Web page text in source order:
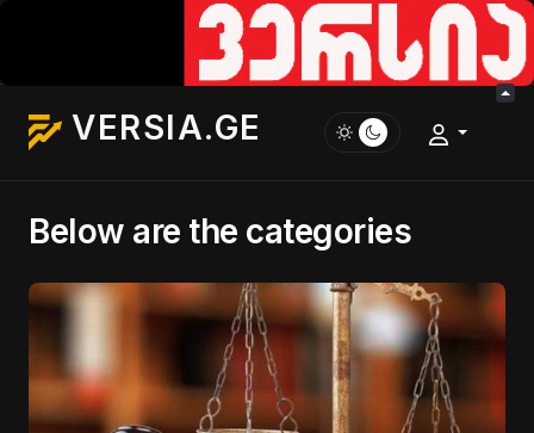
VERSIA.GE
Below are the categories